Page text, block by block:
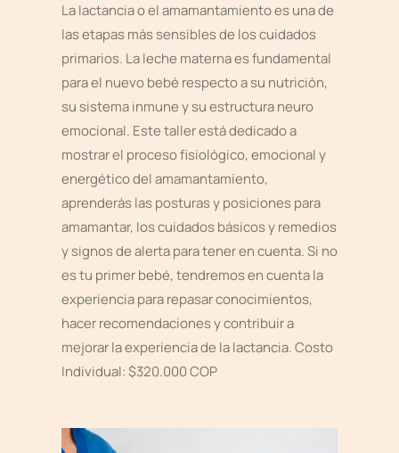
La lactancia o el amamantamiento es una de
las etapas más sensibles de los cuidados
primarios. La leche materna es fundamental
para el nuevo bebé respecto a su nutrición,
su sistema inmune y su estructura neuro
emocional. Este taller está dedicado a
mostrar el proceso fisiológico, emocional y
energético del amamantamiento,
aprenderás las posturas y posiciones para
amamantar, los cuidados básicos y remedios
y signos de alerta para tener en cuenta. Si no
es tu primer bebé, tendremos en cuenta la
experiencia para repasar conocimientos,
hacer recomendaciones y contribuir a
mejorar la experiencia de la lactancia. Costo
Individual: $320.000 COP